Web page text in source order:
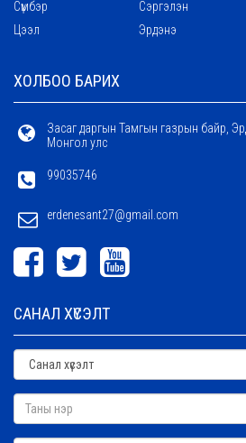
Сүмбэр
Сэргэлэн
Цээл
Эрдэнэ
ХОЛБОО БАРИХ
Засаг даргын Тамгын газрын байр,
Монгол улс
99035746
erdenesant27@gmail.com
САНАЛ ХҮСЭЛТ